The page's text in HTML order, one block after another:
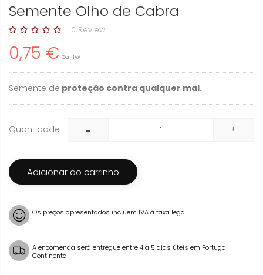
Semente Olho de Cabra
0 Review
0,75 € Com IVA
Semente de proteção contra qualquer mal.
Quantidade
Adicionar ao carrinho
Os preços apresentados incluem IVA à taxa legal
A encomenda será entregue entre 4 a 5 dias úteis em Portugal
Continental